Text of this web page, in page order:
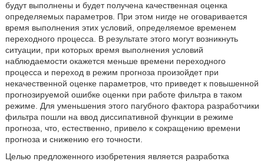
будут выполнены и будет получена качественная оценка
определяемых параметров. При этом нигде не оговаривается
время выполнения этих условий, определяемое временем
переходного процесса. В результате этого могут возникнуть
ситуации, при которых время выполнения условий
наблюдаемости окажется меньше времени переходного
процесса и переход в режим прогноза произойдет при
некачественной оценке параметров, что приведет к повышенной
прогнозируемой ошибке оценки при работе фильтра в таком
режиме. Для уменьшения этого пагубного фактора разработчики
фильтра пошли на ввод диссипативной функции в режиме
прогноза, что, естественно, привело к сокращению времени
прогноза и снижению его точности.
Целью предложенного изобретения является разработка